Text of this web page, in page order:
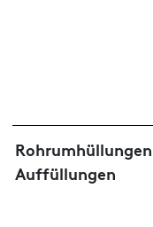
Auffüllungen